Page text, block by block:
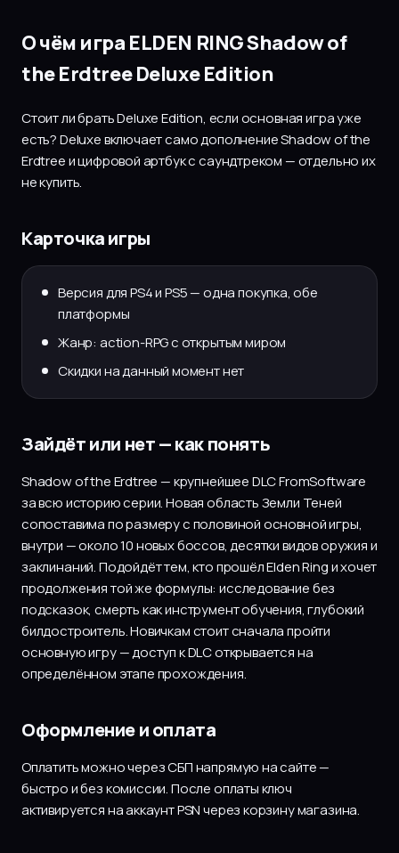
О чём игра ELDEN RING Shadow of
the Erdtree Deluxe Edition
Стоит ли брать Deluxe Edition, если основная игра уже
есть? Deluxe включает само дополнение Shadow of the
Erdtree и цифровой артбук с саундтреком — отдельно их
не купить.
Карточка игры
Версия для PS4 и PS5 — одна покупка, обе
платформы
Жанр: action-RPG с открытым миром
Скидки на данный момент нет
Зайдёт или нет — как понять
Shadow of the Erdtree — крупнейшее DLC FromSoftware
за всю историю серии. Новая область Земли Теней
сопоставима по размеру с половиной основной игры,
внутри — около 10 новых боссов, десятки видов оружия и
заклинаний. Подойдёт тем, кто прошёл Elden Ring и хочет
продолжения той же формулы: исследование без
подсказок, смерть как инструмент обучения, глубокий
билдостроитель. Новичкам стоит сначала пройти
основную игру — доступ к DLC открывается на
определённом этапе прохождения.
Оформление и оплата
Оплатить можно через СБП напрямую на сайте —
быстро и без комиссии. После оплаты ключ
активируется на аккаунт PSN через корзину магазина.